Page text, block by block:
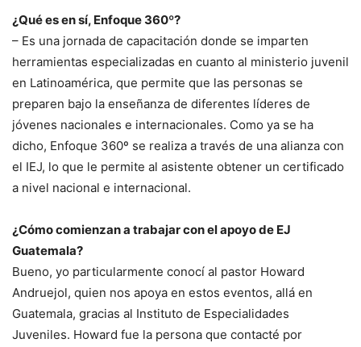
¿Qué es en sí, Enfoque 360º?
– Es una jornada de capacitación donde se imparten
herramientas especializadas en cuanto al ministerio juvenil
en Latinoamérica, que permite que las personas se
preparen bajo la enseñanza de diferentes líderes de
jóvenes nacionales e internacionales. Como ya se ha
dicho, Enfoque 360º se realiza a través de una alianza con
el IEJ, lo que le permite al asistente obtener un certificado
a nivel nacional e internacional.
¿Cómo comienzan a trabajar con el apoyo de EJ
Guatemala?
Bueno, yo particularmente conocí al pastor Howard
Andruejol, quien nos apoya en estos eventos, allá en
Guatemala, gracias al Instituto de Especialidades
Juveniles. Howard fue la persona que contacté por